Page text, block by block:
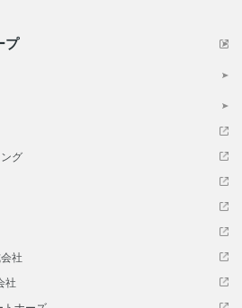
プ
グ
社
社